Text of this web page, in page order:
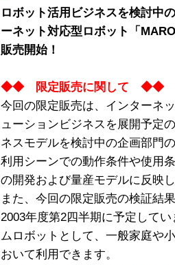
ロボット活用ビジネスを検討中
ーネット対応型ロボット「
販売開始！
◆◆ 限定販売に関して ◆◆
今回の限定販売は、インターネ
ューションビジネスを展開予定
ネスモデルを検討中の企画部門
利用シーンでの動作条件や使用
の開発および量産モデルに反映
また、今回の限定販売の検証結
2003年度第2四半期に予定して
ムロボットとして、一般家庭や
おいて利用できます。